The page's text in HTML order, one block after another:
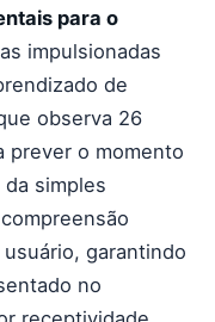
para o
impulsionadas
de
observa 26
prever o momento
simples
garantindo
no